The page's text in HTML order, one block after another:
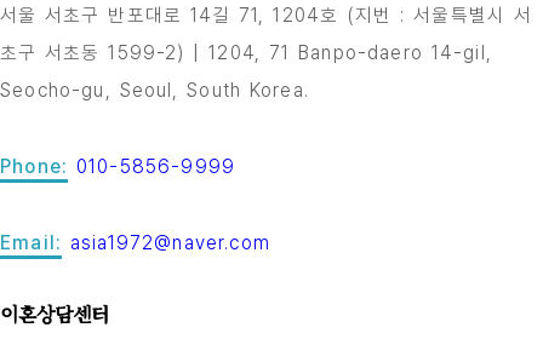
서울 서초구 반포대로 14길 71, 1204호 (지번 : 서울특별시 서
초구 서초동 1599-2) | 1204, 71 Banpo-daero 14-gil,
Seocho-gu, Seoul, South Korea.
Phone: 010-5856-9999
Email: asia1972@naver.com
이혼상담센터